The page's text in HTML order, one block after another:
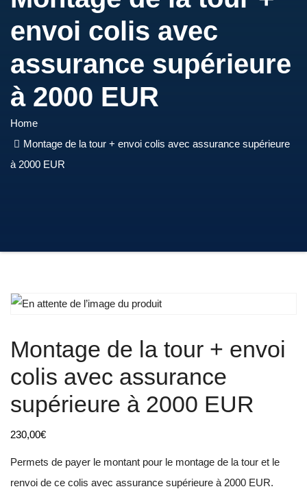
envoi colis avec
assurance supérieure
à 2000 EUR
Home
Montage de la tour + envoi colis avec assurance supérieure
à 2000 EUR
Montage de la tour + envoi
colis avec assurance
supérieure à 2000 EUR
230,00€
Permets de payer le montant pour le montage de la tour et le
renvoi de ce colis avec assurance supérieure à 2000 EUR.